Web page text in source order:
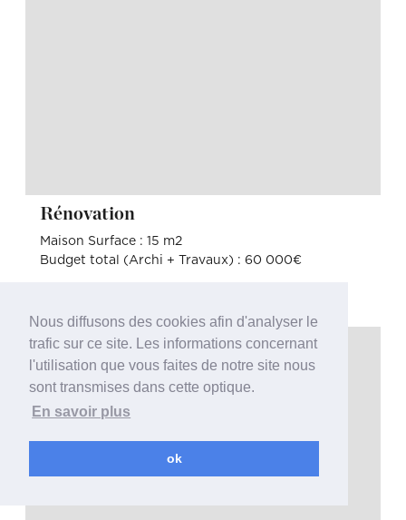
Nous diffusons des cookies afin d'analyser le
trafic sur ce site. Les informations concernant
l'utilisation que vous faites de notre site nous
sont transmises dans cette optique.
En savoir plus
ok
Rénovation
Maison Surface : 15 m2
Budget total (Archi + Travaux) : 60 000€